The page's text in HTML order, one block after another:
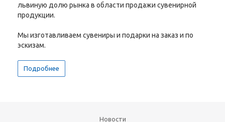
львиную долю рынка в области продажи сувенирной
продукции.
Мы изготавливаем сувениры и подарки на заказ и по
эскизам.
Подробнее
Новости